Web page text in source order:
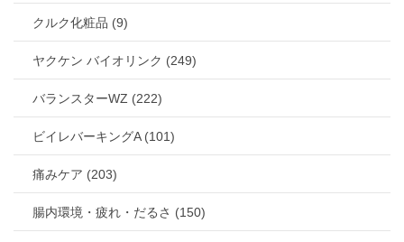
クルク化粧品 (9)
ヤクケン バイオリンク (249)
バランスターWZ (222)
ビイレバーキングA (101)
痛みケア (203)
腸内環境・疲れ・だるさ (150)